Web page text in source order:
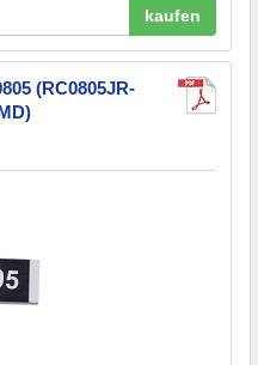
kaufen
(RC0805JR-